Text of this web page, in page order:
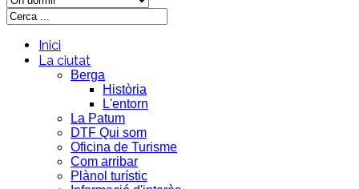
Inici
La ciutat
Berga
Història
L'entorn
La Patum
DTF Qui som
Oficina de Turisme
Com arribar
Plànol turístic